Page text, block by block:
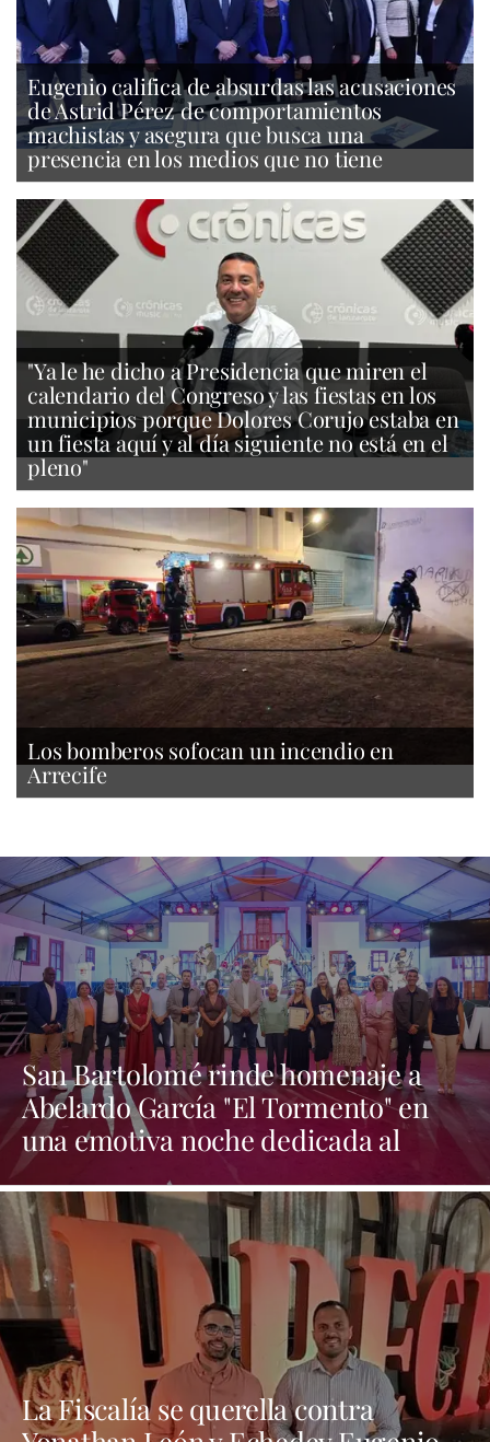
Eugenio califica de absurdas las acusaciones
de Astrid Pérez de comportamientos
machistas y asegura que busca una
presencia en los medios que no tiene
"Ya le he dicho a Presidencia que miren el
calendario del Congreso y las fiestas en los
municipios porque Dolores Corujo estaba en
un fiesta aquí y al día siguiente no está en el
pleno"
Los bomberos sofocan un incendio en
Arrecife
San Bartolomé rinde homenaje a
Abelardo García "El Tormento" en
una emotiva noche dedicada al
folclore canario
La Fiscalía se querella contra